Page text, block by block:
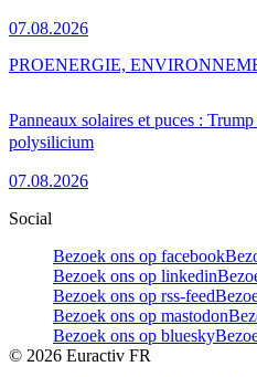
07.08.2026
Panneaux solaires et puces :
polysilicium
07.08.2026
PROENERGIE,
Social
Bezoek ons op facebook
Bezoek ons op linkedin
Bezoek ons op rss-feed
Bezoek ons op mastodon
Bezoek ons op bluesky
© 2026 Euractiv FR